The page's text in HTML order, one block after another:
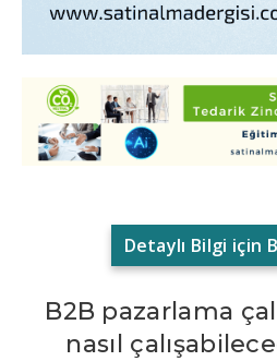
Detaylı Bilgi için
B2B pazarlama
nasıl